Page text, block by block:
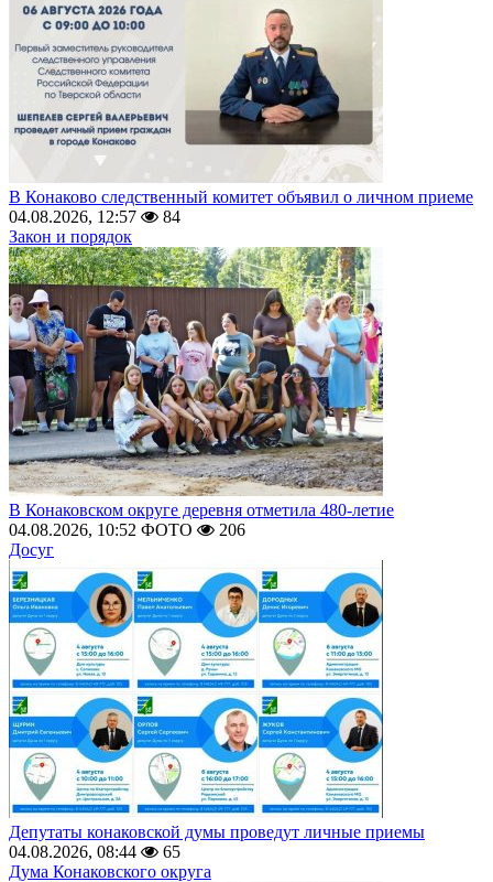
В Конаково следственный комитет объявил о личном приеме
04.08.2026, 12:57
84
Закон и порядок
В Конаковском округе деревня отметила 480-летие
04.08.2026, 10:52 ФОТО
206
Досуг
Депутаты конаковской думы проведут личные приемы
04.08.2026, 08:44
65
Дума Конаковского округа